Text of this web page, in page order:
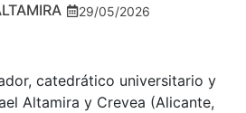
29/05/2026
catedrático universitario y
Altamira y Crevea (Alicante,